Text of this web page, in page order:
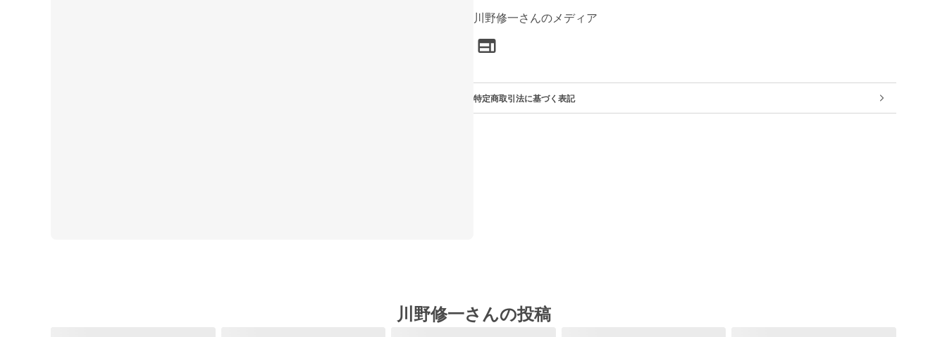
川野修一さんのメディア
特定商取引法に基づく表記
川野修一さんの投稿